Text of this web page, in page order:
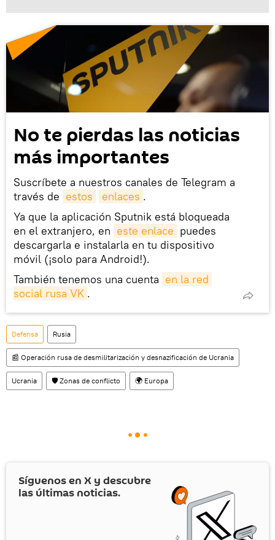
No te pierdas las noticias
más importantes
Suscríbete a nuestros canales de Telegram a
través de estos enlaces .
Ya que la aplicación Sputnik está bloqueada
en el extranjero, en este enlace puedes
descargarla e instalarla en tu dispositivo
móvil (¡solo para Android!).
También tenemos una cuenta en la red
social rusa VK .
Defensa Rusia
📰 Operación rusa de desmilitarización y desnazificación de Ucrania
Ucrania 🛡️ Zonas de conflicto 🌍 Europa
Síguenos en X y descubre
las últimas noticias.